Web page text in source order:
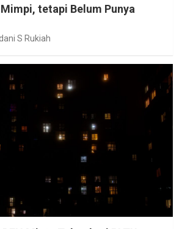
tetapi Belum Punya
S Rukiah